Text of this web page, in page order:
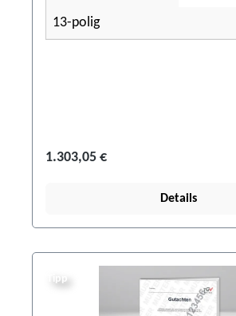
13-polig
1.303,05 €
Details
Tipp